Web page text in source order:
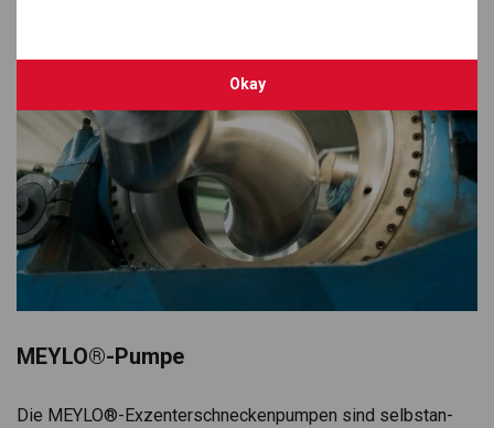
MEYLO®-Pumpe
Die MEYLO®-Exzenterschneckenpumpen sind selbst­an­
Okay